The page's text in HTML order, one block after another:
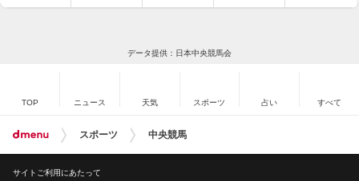
データ提供：日本中央競馬会
TOP ニュース 天気 スポーツ 占い すべて
スポーツ 中央競馬
サイトご利用にあたって